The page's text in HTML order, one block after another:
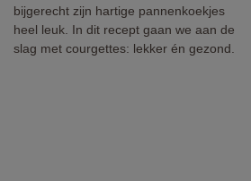
bijgerecht zijn hartige pannenkoekjes
heel leuk. In dit recept gaan we aan de
slag met courgettes: lekker én gezond.